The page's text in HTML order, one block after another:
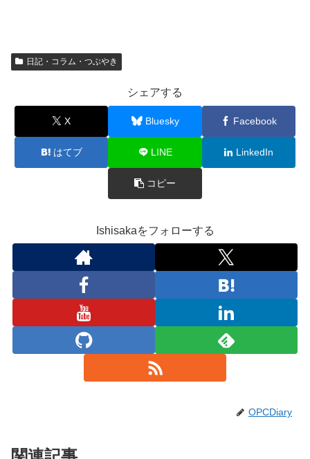
日記・コラム・つぶやき
シェアする
X Bluesky Facebook
はてブ LINE LinkedIn
コピー
Ishisakaをフォローする
OPCDiary